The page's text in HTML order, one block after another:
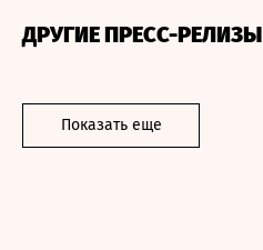
ДРУГИЕ ПРЕСС-РЕЛИЗЫ
Показать еще